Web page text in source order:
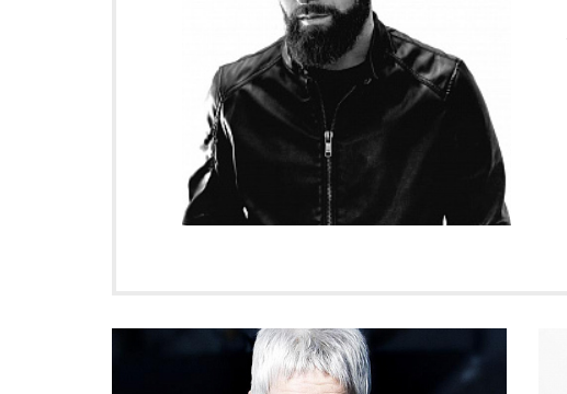
Укладки и прически
Уход и трихология
Химическая завивка
Бесплатные курсы и семинары
Обучение у вас в салоне
Салонный бизнес